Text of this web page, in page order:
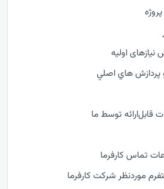
اولیه
پردازش هاي اصلي
قابل‌ارائه توسط ما
تماس کارفرما
موردنظر شرکت کارفرما